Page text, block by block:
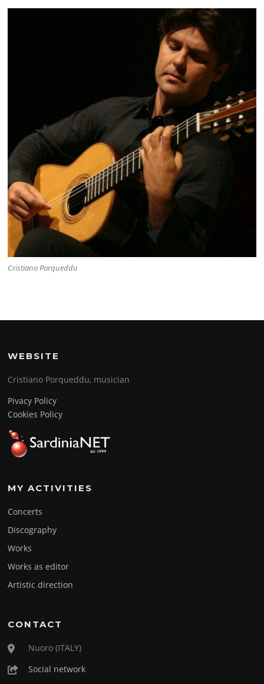
Cristiano Porqueddu
WEBSITE
Cristiano Porqueddu, musician
Pivacy Policy
Cookies Policy
MY ACTIVITIES
Concerts
Discography
Works
Works as editor
Artistic direction
CONTACT
Nuoro (ITALY)
Social network